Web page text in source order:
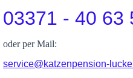
03371 - 40 63
oder per Mail:
service@katzenpension-